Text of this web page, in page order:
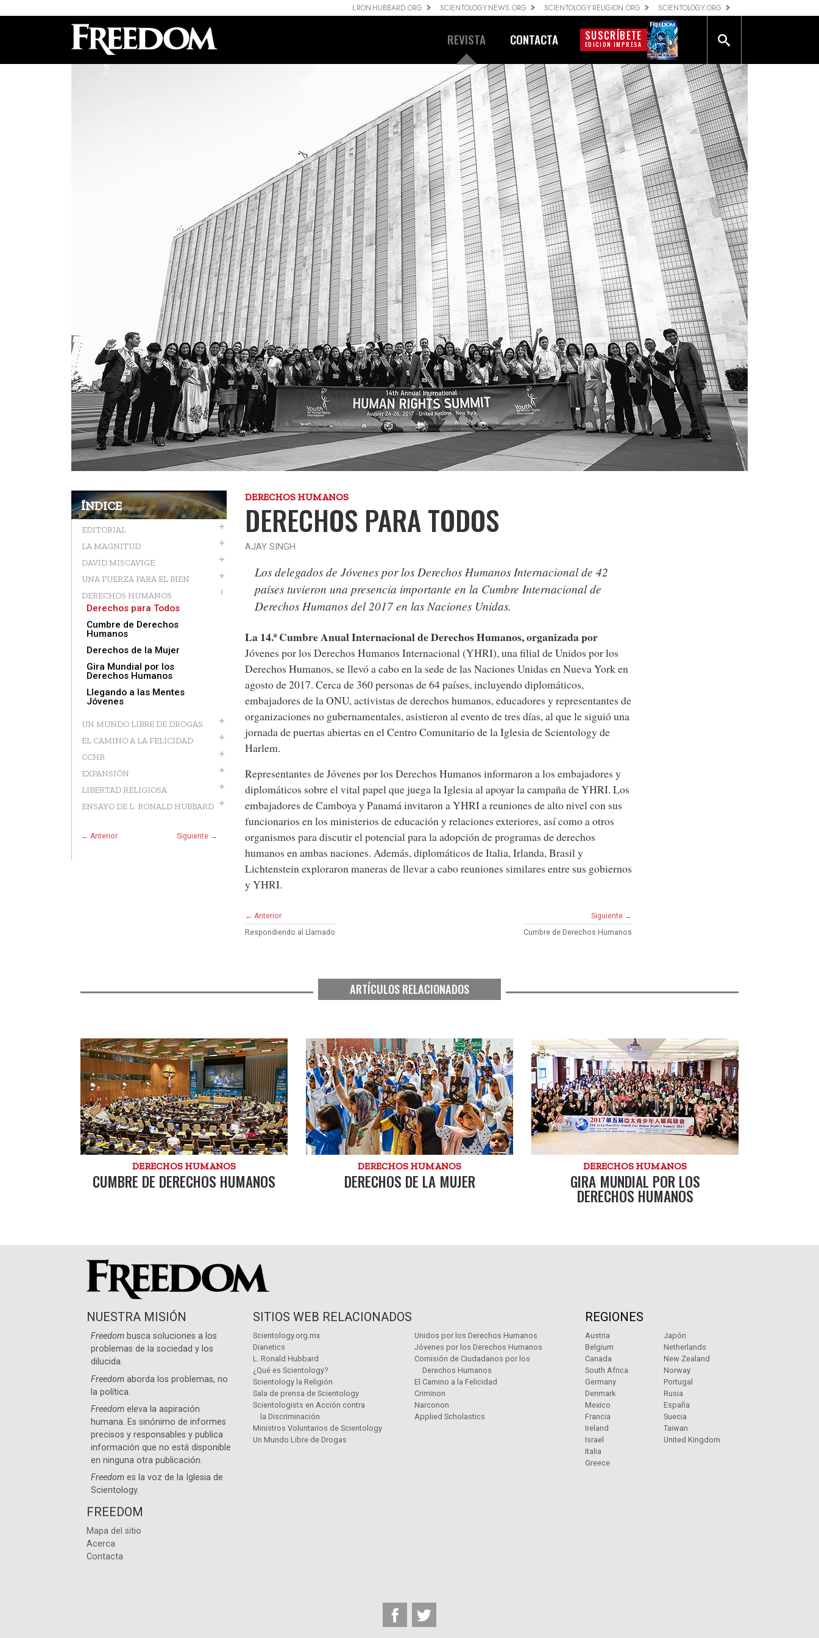
L RON HUBBARD.ORG SCIENTOLOGY NEWS.ORG SCIENTOLOGY RELIGION.ORG SCIENTOLOGY.ORG
REVISTA CONTACTA SUSCRÍBETE
EDICION IMPRESA
ÍNDICE
EDITORIAL
LA MAGNITUD
DAVID MISCAVIGE
UNA FUERZA PARA EL BIEN
DERECHOS HUMANOS
Derechos para Todos
Cumbre de Derechos
Humanos
Derechos de la Mujer
Gira Mundial por los
Derechos Humanos
Llegando a las Mentes
Jóvenes
UN MUNDO LIBRE DE DROGAS
EL CAMINO A LA FELICIDAD
CCHR
EXPANSIÓN
LIBERTAD RELIGIOSA
ENSAYO DE L. RONALD HUBBARD
← Anterior Siguiente →
DERECHOS HUMANOS
DERECHOS PARA TODOS
AJAY SINGH
Los delegados de Jóvenes por los Derechos Humanos Internacional de 42
países tuvieron una presencia importante en la Cumbre Internacional de
Derechos Humanos del 2017 en las Naciones Unidas.
La 14.ª Cumbre Anual Internacional de Derechos Humanos, organizada por
Jóvenes por los Derechos Humanos Internacional (YHRI), una filial de Unidos por los
Derechos Humanos, se llevó a cabo en la sede de las Naciones Unidas en Nueva York en
agosto de 2017. Cerca de 360 personas de 64 países, incluyendo diplomáticos,
embajadores de la ONU, activistas de derechos humanos, educadores y representantes de
organizaciones no gubernamentales, asistieron al evento de tres días, al que le siguió una
jornada de puertas abiertas en el Centro Comunitario de la Iglesia de Scientology de
Harlem.
Representantes de Jóvenes por los Derechos Humanos informaron a los embajadores y
diplomáticos sobre el vital papel que juega la Iglesia al apoyar la campaña de YHRI. Los
embajadores de Camboya y Panamá invitaron a YHRI a reuniones de alto nivel con sus
funcionarios en los ministerios de educación y relaciones exteriores, así como a otros
organismos para discutir el potencial para la adopción de programas de derechos
humanos en ambas naciones. Además, diplomáticos de Italia, Irlanda, Brasil y
Lichtenstein exploraron maneras de llevar a cabo reuniones similares entre sus gobiernos
y YHRI.
← Anterior
Respondiendo al Llamado
Siguiente →
Cumbre de Derechos Humanos
ARTÍCULOS RELACIONADOS
DERECHOS HUMANOS
CUMBRE DE DERECHOS HUMANOS
DERECHOS HUMANOS
DERECHOS DE LA MUJER
DERECHOS HUMANOS
GIRA MUNDIAL POR LOS
DERECHOS HUMANOS
NUESTRA MISIÓN
Freedom busca soluciones a los
problemas de la sociedad y los
dilucida.
Freedom aborda los problemas, no
la política.
Freedom eleva la aspiración
humana. Es sinónimo de informes
precisos y responsables y publica
información que no está disponible
en ninguna otra publicación.
Freedom es la voz de la Iglesia de
Scientology.
SITIOS WEB RELACIONADOS
Scientology.org.mx
Dianetics
L. Ronald Hubbard
¿Qué es Scientology?
Scientology la Religión
Sala de prensa de Scientology
Scientologists en Acción contra
la Discriminación
Ministros Voluntarios de Scientology
Un Mundo Libre de Drogas
Unidos por los Derechos Humanos
Jóvenes por los Derechos Humanos
Comisión de Ciudadanos por los
Derechos Humanos
El Camino a la Felicidad
Criminon
Narconon
Applied Scholastics
REGIONES
Austria
Belgium
Canada
South Africa
Germany
Denmark
Mexico
Francia
Ireland
Israel
Italia
Greece
Japón
Netherlands
New Zealand
Norway
Portugal
Rusia
España
Suecia
Taiwan
United Kingdom
FREEDOM
Mapa del sitio
Acerca
Contacta